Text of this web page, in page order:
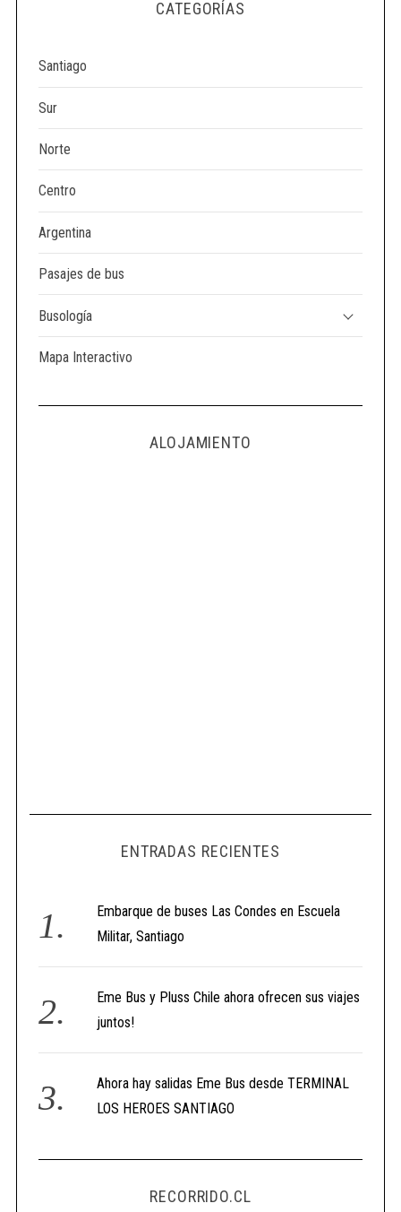
CATEGORÍAS
Santiago
Sur
Norte
Centro
Argentina
Pasajes de bus
Busología
Mapa Interactivo
ALOJAMIENTO
ENTRADAS RECIENTES
Embarque de buses Las Condes en Escuela
Militar, Santiago
Eme Bus y Pluss Chile ahora ofrecen sus viajes
juntos!
Ahora hay salidas Eme Bus desde TERMINAL
LOS HEROES SANTIAGO
RECORRIDO.CL